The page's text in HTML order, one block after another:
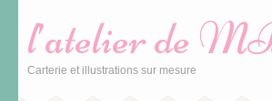
contenu
(Pressez
l’atelier de
Carterie et illustrations sur mesure